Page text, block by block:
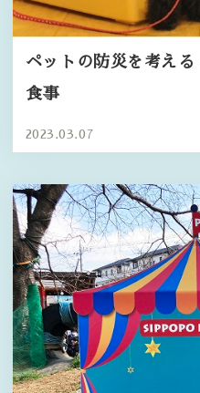
ペットの防災を考え
食事
2023.03.07